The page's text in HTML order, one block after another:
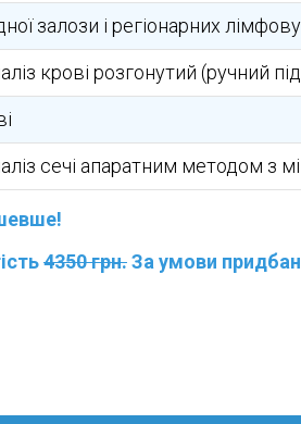
залози і регіонарних
крові розгонутий (ручний
сечі апаратним методом з
4350 грн.За умови